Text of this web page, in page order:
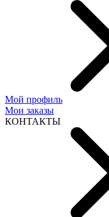
Мой профиль
Мои заказы
КОНТАКТЫ